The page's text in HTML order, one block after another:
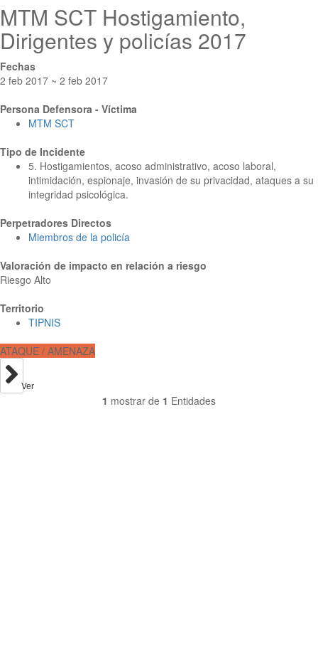
MTM SCT Hostigamiento,
Dirigentes y policías 2017
Fechas
2 feb 2017 ~ 2 feb 2017
Persona Defensora - Víctima
MTM SCT
Tipo de Incidente
5. Hostigamientos, acoso administrativo, acoso laboral,
intimidación, espionaje, invasión de su privacidad, ataques a su
integridad psicológica.
Perpetradores Directos
Miembros de la policía
Valoración de impacto en relación a riesgo
Riesgo Alto
Territorio
TIPNIS
ATAQUE / AMENAZA
Ver
1 mostrar de 1 Entidades